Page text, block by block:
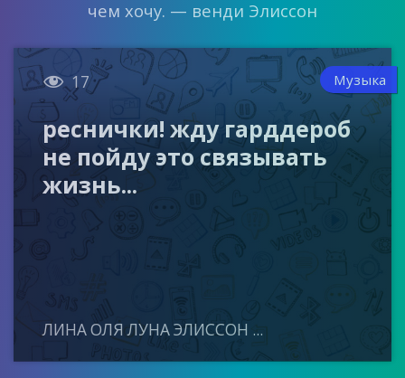
чем хочу. — венди Элиссон
 17 Музыка
реснички! жду гарддероб
не пойду это связывать
жизнь...
ЛИНА ОЛЯ ЛУНА ЭЛИССОН ...